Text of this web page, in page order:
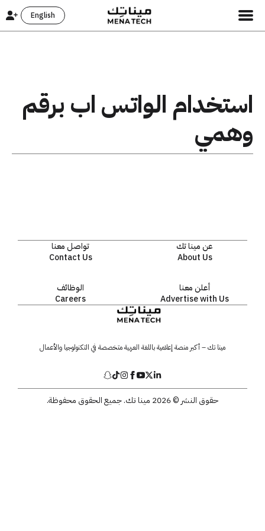
English
استخدام الواتس اب برقم
وهمي
عن مينا تك
About Us
تواصل معنا
Contact Us
أعلن معنا
Advertise with Us
الوظائف
Careers
مينا تك – أكبر منصة إعلامية باللغة العربية متخصصة في التكنولوجيا والأعمال
حقوق النشر © 2026 مينا تك. جميع الحقوق محفوظة.